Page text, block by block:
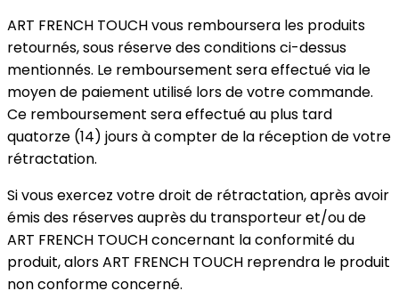
ART FRENCH TOUCH vous remboursera les produits
retournés, sous réserve des conditions ci-dessus
mentionnés. Le remboursement sera effectué via le
moyen de paiement utilisé lors de votre commande.
Ce remboursement sera effectué au plus tard
quatorze (14) jours à compter de la réception de votre
rétractation.
Si vous exercez votre droit de rétractation, après avoir
émis des réserves auprès du transporteur et/ou de
ART FRENCH TOUCH concernant la conformité du
produit, alors ART FRENCH TOUCH reprendra le produit
non conforme concerné.